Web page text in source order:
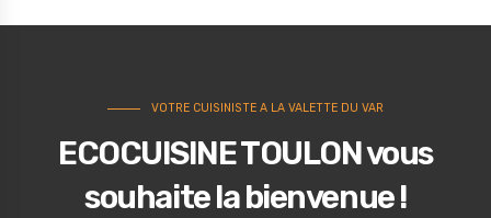
VOTRE CUISINISTE A LA VALETTE DU VAR
ECOCUISINE TOULON vous
souhaite la bienvenue !